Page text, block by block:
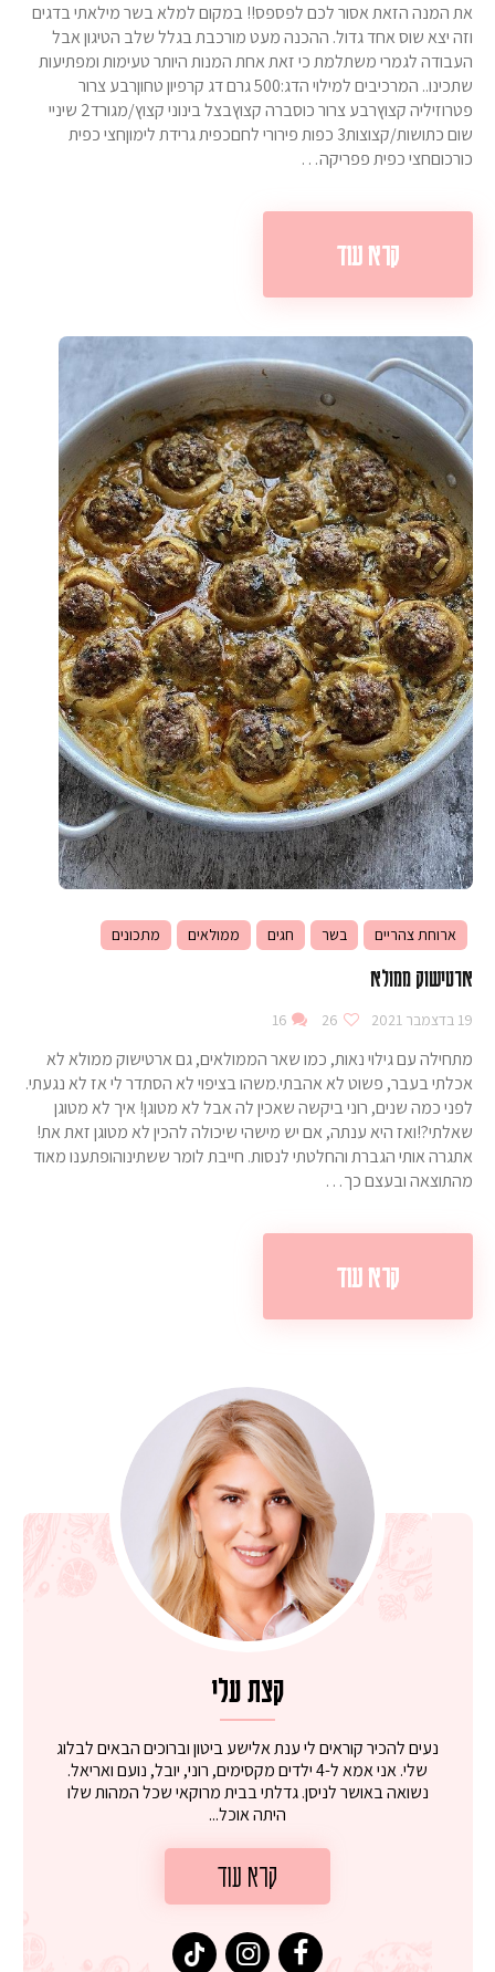
את המנה הזאת אסור לכם לפספס!! במקום למלא בשר מילאתי בדגים
וזה יצא שוס אחד גדול. ההכנה מעט מורכבת בגלל שלב הטיגון אבל
העבודה לגמרי משתלמת כי זאת אחת המנות היותר טעימות ומפתיעות
שתכינו.. המרכיבים למילוי הדג:500 גרם דג קרפיון טחוןרבע צרור
פטרוזיליה קצוץרבע צרור כוסברה קצוץבצל בינוני קצוץ/מגורד2 שיניי
שום כתושות/קצוצות3 כפות פירורי לחםכפית גרידת לימוןחצי כפית
כורכוםחצי כפית פפריקה…
קרא עוד
ארוחת צהריים בשר חגים ממולאים מתכונים
ארטישוק ממולא
19 בדצמבר 2021 26
16
מתחילה עם גילוי נאות, כמו שאר הממולאים, גם ארטישוק ממולא לא
אכלתי בעבר, פשוט לא אהבתי.משהו בציפוי לא הסתדר לי אז לא נגעתי.
לפני כמה שנים, רוני ביקשה שאכין לה אבל לא מטוגן! איך לא מטוגן
שאלתי?!ואז היא ענתה, אם יש מישהי שיכולה להכין לא מטוגן זאת את!
אתגרה אותי הגברת והחלטתי לנסות. חייבת לומר ששתינוהופתענו מאוד
מהתוצאה ובעצם כך…
קרא עוד
קצת עלי
נעים להכיר קוראים לי ענת אלישע ביטון וברוכים הבאים לבלוג
שלי. אני אמא ל-4 ילדים מקסימים, רוני, יובל, נועם ואריאל.
נשואה באושר לניסן. גדלתי בבית מרוקאי שכל המהות שלו
היתה אוכל...
קרא עוד